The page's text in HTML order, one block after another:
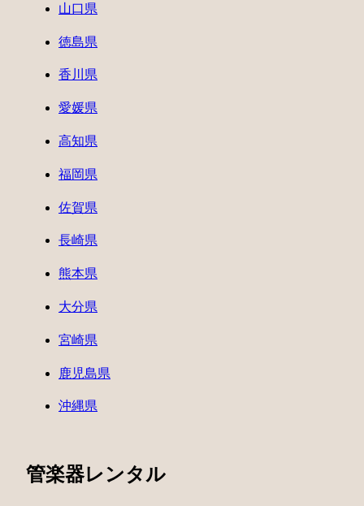
山口県
徳島県
香川県
愛媛県
高知県
福岡県
佐賀県
長崎県
熊本県
大分県
宮崎県
鹿児島県
沖縄県
管楽器レンタル